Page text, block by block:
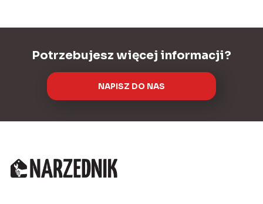
Potrzebujesz więcej informacji?
NAPISZ DO NAS